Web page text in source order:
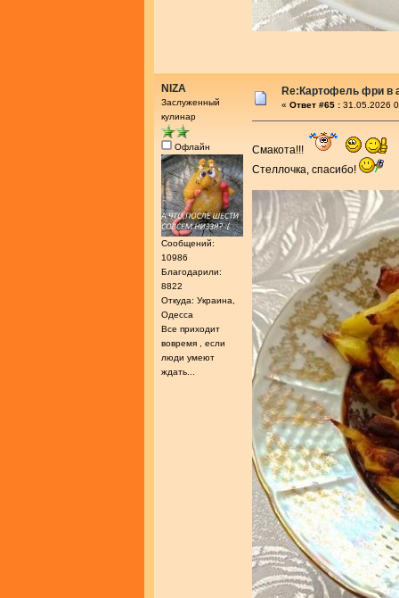
NIZA
Заслуженный
кулинар
Офлайн
Сообщений:
10986
Благодарили:
8822
Откуда: Украина,
Одесса
Все приходит
вовремя , если
люди умеют
ждать...
Re:Картофель фри в
« Ответ #65 : 31.05.2026
Смакота!!!
Стеллочка, спасибо!